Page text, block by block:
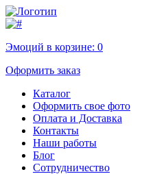
Эмоций в корзине: 0
Оформить заказ
Каталог
Оформить свое фото
Оплата и Доставка
Контакты
Наши работы
Блог
Сотрудничество